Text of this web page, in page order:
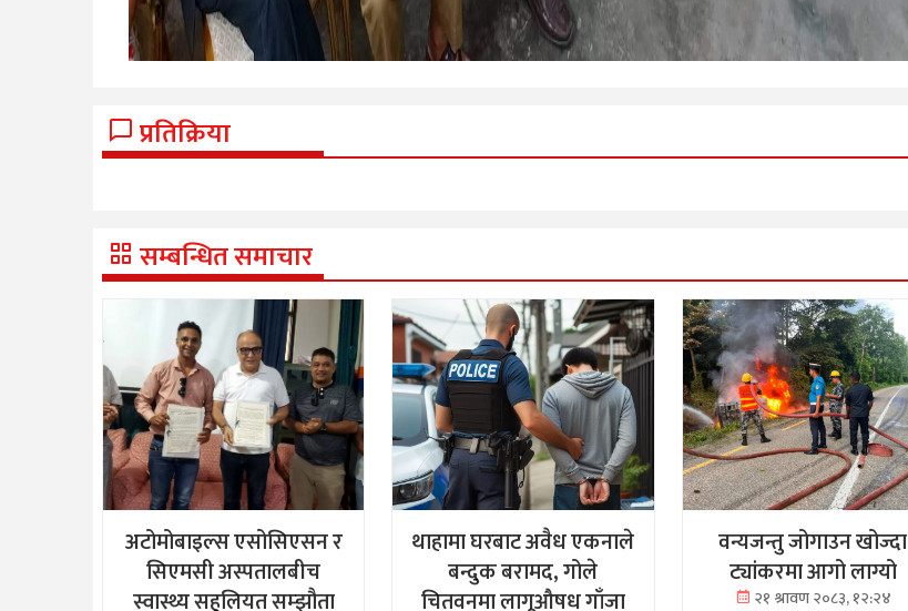
प्रतिक्रिया
सम्बन्धित समाचार
अटोमोबाइल्स एसोसिएसन र
सिएमसी अस्पतालबीच
स्वास्थ्य सहुलियत सम्झौता
थाहामा घरबाट अवैध एकनाले
बन्दुक बरामद, गोले
चितवनमा लागूऔषध गाँजा
वन्यजन्तु जोगाउन खोज्दा
ट्यांकरमा आगो लाग्यो
२१ श्रावण २०८३, १२:२४